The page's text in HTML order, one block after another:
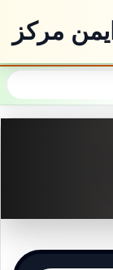
ایمن مرکز